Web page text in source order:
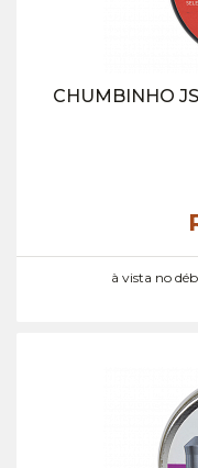
CHUMBINHO
à vista no